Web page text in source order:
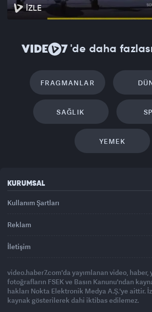
İZLE
'de daha
FRAGMANLAR
SAĞLIK
YEMEK
KURUMSAL
Kullanım Şartları
Reklam
İletişim
video.haber7.com'da yayımlanan video, haber,
fotoğrafların FSEK ve Basın Kanunu'ndan
hakları Nokta Elektronik Medya A.Ş.'ye aittir.
kaynak gösterilerek dahi iktibas edilemez.